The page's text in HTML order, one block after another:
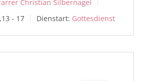
Christian Silbernagel
- 17 Dienstart: Gottesdienst